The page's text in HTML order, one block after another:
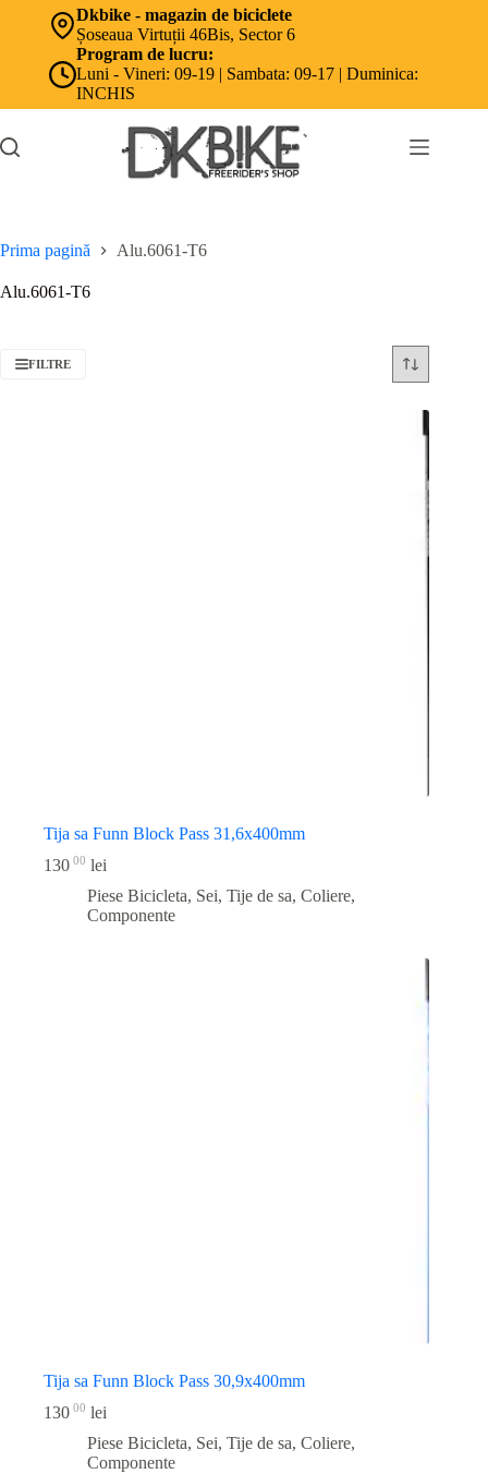
Dkbike - magazin de biciclete
Șoseaua Virtuții 46Bis, Sector 6
Program de lucru:
Luni - Vineri: 09-19 | Sambata: 09-17 | Duminica:
INCHIS
Prima pagină Alu.6061-T6
Alu.6061-T6
FILTRE
Tija sa Funn Block Pass 31,6x400mm
130 00 lei
Piese Bicicleta, Sei, Tije de sa, Coliere,
Componente
Tija sa Funn Block Pass 30,9x400mm
130 00 lei
Piese Bicicleta, Sei, Tije de sa, Coliere,
Componente